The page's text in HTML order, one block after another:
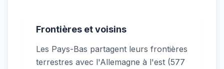
Frontières et voisins
Les Pays-Bas partagent leurs frontières
terrestres avec l'Allemagne à l'est (577